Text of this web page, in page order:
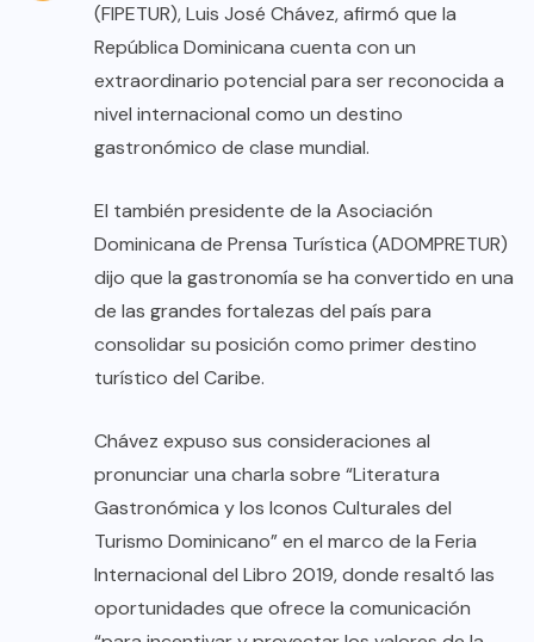
(FIPETUR), Luis José Chávez, afirmó que la
República Dominicana cuenta con un
extraordinario potencial para ser reconocida a
nivel internacional como un destino
gastronómico de clase mundial.
El también presidente de la Asociación
Dominicana de Prensa Turística (ADOMPRETUR)
dijo que la gastronomía se ha convertido en una
de las grandes fortalezas del país para
consolidar su posición como primer destino
turístico del Caribe.
Chávez expuso sus consideraciones al
pronunciar una charla sobre “Literatura
Gastronómica y los Iconos Culturales del
Turismo Dominicano” en el marco de la Feria
Internacional del Libro 2019, donde resaltó las
oportunidades que ofrece la comunicación